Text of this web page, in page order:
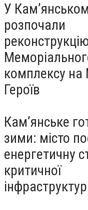
У
розпочали
комплексу на
Героїв
Кам’янське
зими: місто
енергетичну
критичної